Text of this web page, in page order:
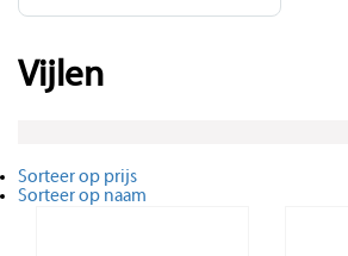
Vijlen
Sorteer op prijs
Sorteer op naam